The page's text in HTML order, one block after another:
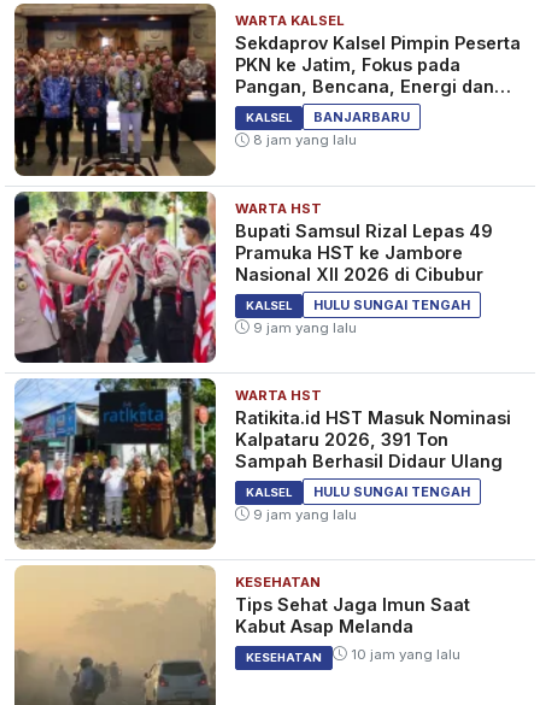
WARTA KALSEL
Sekdaprov Kalsel Pimpin Peserta
PKN ke Jatim, Fokus pada
Pangan, Bencana, Energi dan
Ekonomi
KALSEL
BANJARBARU
8 jam yang lalu
WARTA HST
Bupati Samsul Rizal Lepas 49
Pramuka HST ke Jambore
Nasional XII 2026 di Cibubur
KALSEL
HULU SUNGAI TENGAH
9 jam yang lalu
WARTA HST
Ratikita.id HST Masuk Nominasi
Kalpataru 2026, 391 Ton
Sampah Berhasil Didaur Ulang
KALSEL
HULU SUNGAI TENGAH
9 jam yang lalu
KESEHATAN
Tips Sehat Jaga Imun Saat
Kabut Asap Melanda
KESEHATAN 10 jam yang lalu